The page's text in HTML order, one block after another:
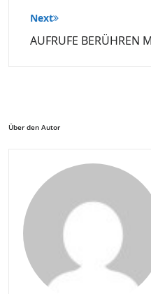
Next
AUFRUFE BERÜHREN
Über den Autor